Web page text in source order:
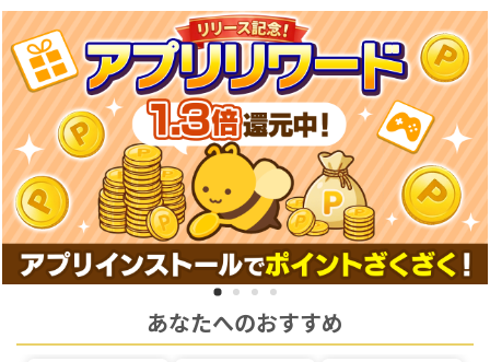
あなたへのおすすめ